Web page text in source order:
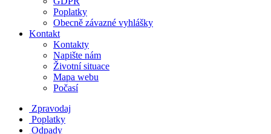
Poplatky
Obecně závazné vyhlášky
Kontakt
Kontakty
Napište nám
Životní situace
Mapa webu
Počasí
Zpravodaj
Poplatky
Odpady